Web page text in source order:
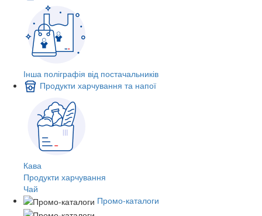
Інша поліграфія від постачальників
Продукти харчування та напої
Кава
Продукти харчування
Чай
Промо-каталоги